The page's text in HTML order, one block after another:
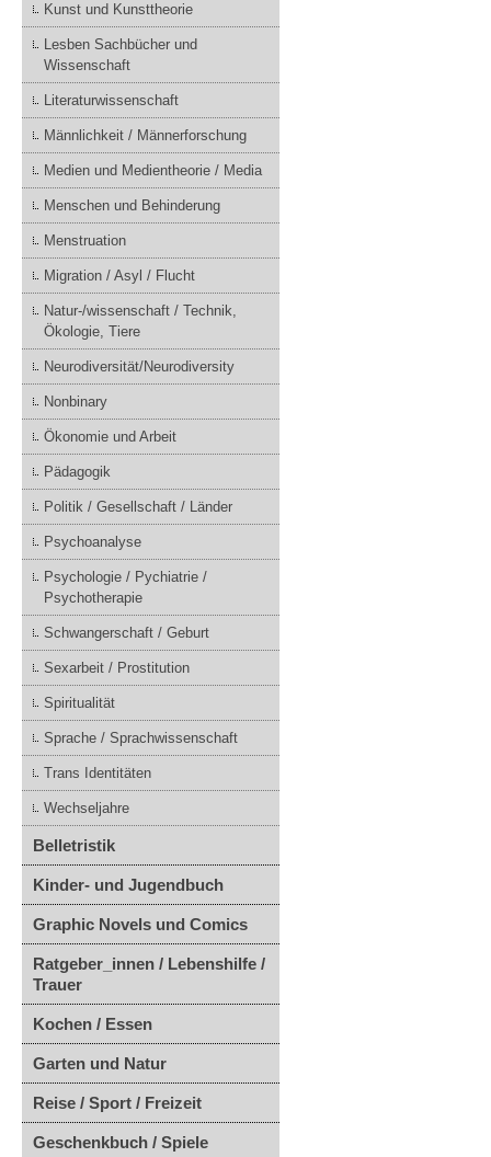
Kunst und Kunsttheorie
Lesben Sachbücher und
Wissenschaft
Literaturwissenschaft
Männlichkeit / Männerforschung
Medien und Medientheorie / Media
Menschen und Behinderung
Menstruation
Migration / Asyl / Flucht
Natur-/wissenschaft / Technik,
Ökologie, Tiere
Neurodiversität/Neurodiversity
Nonbinary
Ökonomie und Arbeit
Pädagogik
Politik / Gesellschaft / Länder
Psychoanalyse
Psychologie / Pychiatrie /
Psychotherapie
Schwangerschaft / Geburt
Sexarbeit / Prostitution
Spiritualität
Sprache / Sprachwissenschaft
Trans Identitäten
Wechseljahre
Belletristik
Kinder- und Jugendbuch
Graphic Novels und Comics
Ratgeber_innen / Lebenshilfe /
Trauer
Kochen / Essen
Garten und Natur
Reise / Sport / Freizeit
Geschenkbuch / Spiele